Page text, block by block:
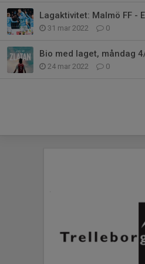
Lagaktivitet: Malmö FF -
31 mar 2022 0
Bio med laget, måndag
24 mar 2022 0